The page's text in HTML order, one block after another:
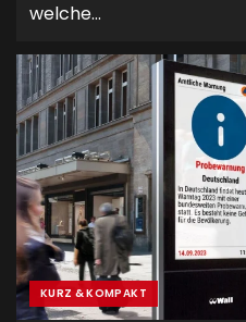
welche...
KURZ & KOMPAKT